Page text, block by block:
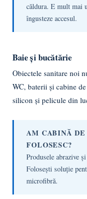
căldura. E mult mai
îngusteze accesul.
Baie și bucătărie
Obiectele sanitare noi
WC, baterii și cabine
silicon și pelicule din
AM CABINĂ DE
FOLOSESC?
Produsele abrazive
Folosești soluție
microfibră.